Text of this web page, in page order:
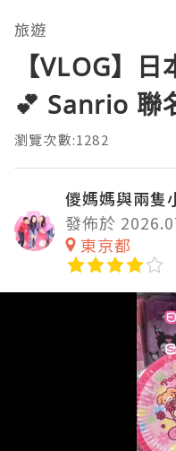
旅遊
【VLOG】
💕 Sanrio 聯
瀏覽次數:1282
儍媽媽與兩隻
發佈於
東京都